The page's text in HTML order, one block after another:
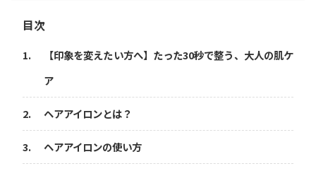
目次
【印象を変えたい方へ】たった30秒で整う、大人の肌ケ
ア
ヘアアイロンとは？
ヘアアイロンの使い方